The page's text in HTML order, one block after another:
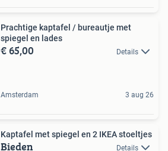
Prachtige kaptafel / bureautje met
spiegel en lades
€ 65,00 Details
Amsterdam 3 aug 26
Kaptafel met spiegel en 2 IKEA stoeltjes
Bieden Details